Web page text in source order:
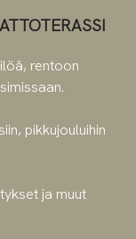
rentoon
pikkujouluihin
ja muut